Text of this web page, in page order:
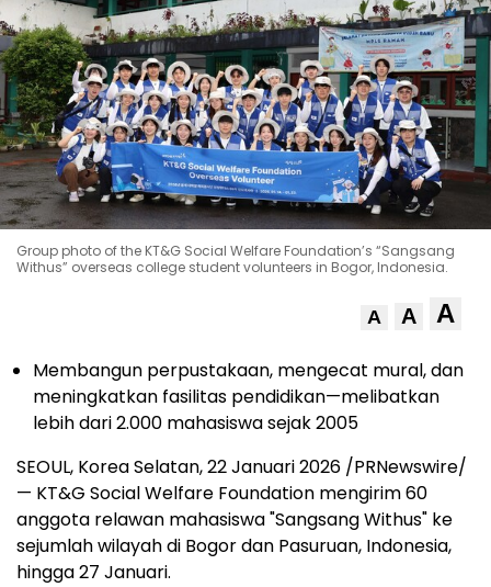
Group photo of the KT&G Social Welfare Foundation’s “Sangsang
Withus” overseas college student volunteers in Bogor, Indonesia.
A A A
Membangun perpustakaan, mengecat mural, dan
meningkatkan fasilitas pendidikan—melibatkan
lebih dari 2.000 mahasiswa sejak 2005
SEOUL, Korea Selatan, 22 Januari 2026 /PRNewswire/
— KT&G Social Welfare Foundation mengirim 60
anggota relawan mahasiswa "Sangsang Withus" ke
sejumlah wilayah di Bogor dan Pasuruan, Indonesia,
hingga 27 Januari.